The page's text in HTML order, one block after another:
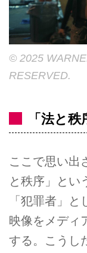
© 2025
RESERVED.
「法と
ここで思い出
と秩序」とい
「犯罪者」
映像をメディ
する。こうし